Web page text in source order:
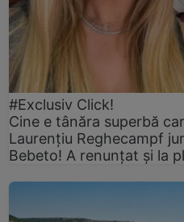
#Exclusiv Click!
Cine e tânăra superbă
Laurențiu Reghecampf
Bebeto! A renunțat și la